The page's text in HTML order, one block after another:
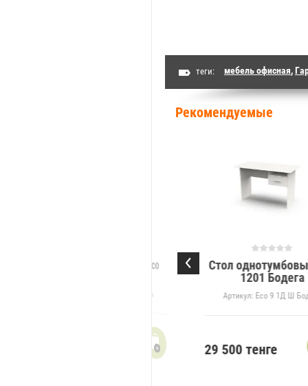
теги: мебель офисная,
Рекомендуемые
Стол письменный Eco
Eco 9 1Д Ш Бодега
Стол
1201 Бодега
Артикул: Eco 9 1Д Ш
29 500 тенге